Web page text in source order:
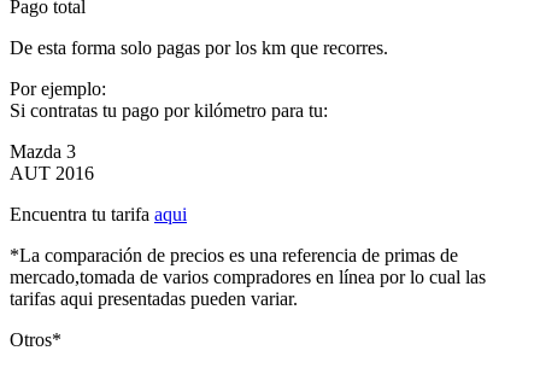
Pago total
De esta forma solo pagas por los km que recorres.
Por ejemplo:
Si contratas tu pago por kilómetro para tu:
Mazda 3
AUT 2016
Encuentra tu tarifa aqui
*La comparación de precios es una referencia de primas de
mercado,tomada de varios compradores en línea por lo cual las
tarifas aqui presentadas pueden variar.
Otros*